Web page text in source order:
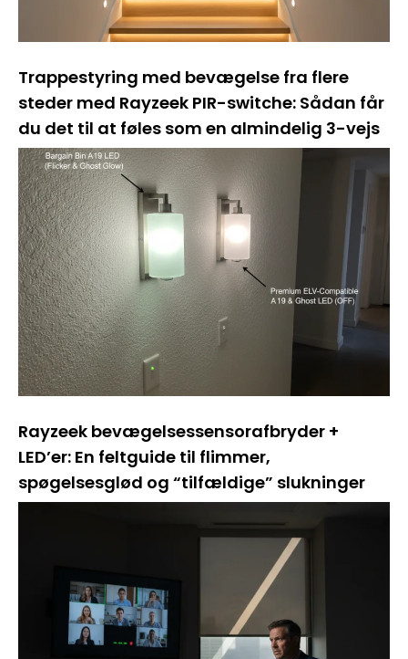
Trappestyring med bevægelse fra flere
steder med Rayzeek PIR-switche: Sådan får
du det til at føles som en almindelig 3-vejs
Rayzeek bevægelsessensorafbryder +
LED’er: En feltguide til flimmer,
spøgelsesglød og “tilfældige” slukninger